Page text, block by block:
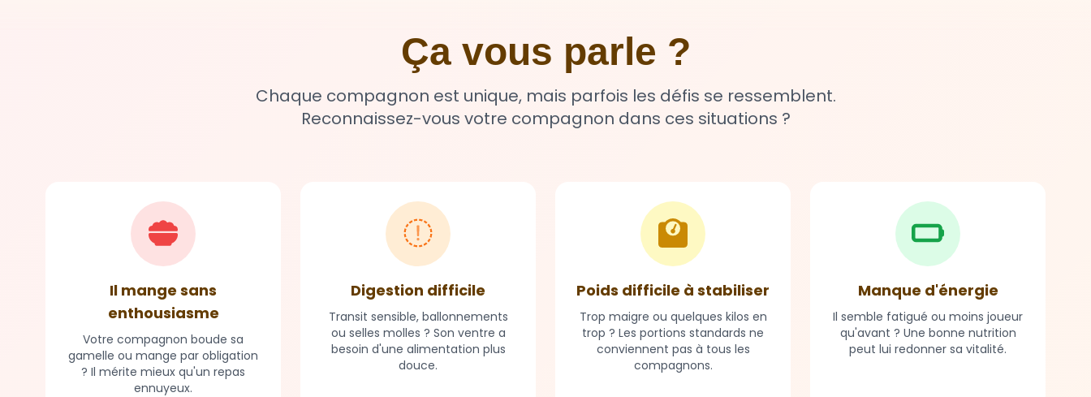
Ça vous parle ?
Chaque compagnon est unique, mais parfois les défis se ressemblent.
Reconnaissez-vous votre compagnon dans ces situations ?
Il mange sans
enthousiasme
Votre compagnon boude sa
gamelle ou mange par obligation
? Il mérite mieux qu'un repas
ennuyeux.
Digestion difficile
Transit sensible, ballonnements
ou selles molles ? Son ventre a
besoin d'une alimentation plus
douce.
Poids difficile à stabiliser
Trop maigre ou quelques kilos en
trop ? Les portions standards ne
conviennent pas à tous les
compagnons.
Manque d'énergie
Il semble fatigué ou moins joueur
qu'avant ? Une bonne nutrition
peut lui redonner sa vitalité.